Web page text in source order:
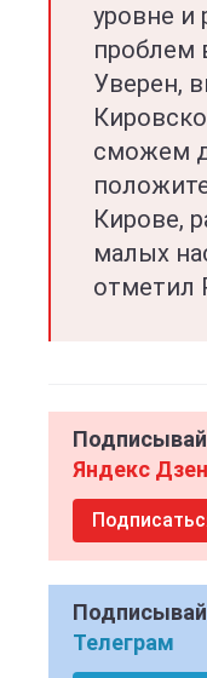
уровне и
проблем
Уверен,
сможем
Кирове,
малых
отметил
Яндекс Дзен
Телеграм